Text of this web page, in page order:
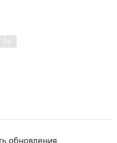
обновления